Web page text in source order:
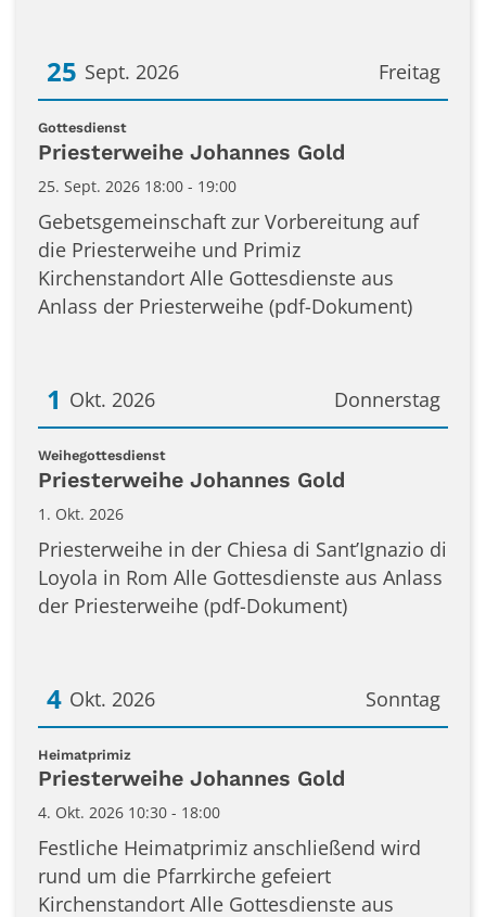
Freitag
25 Sept. 2026
Datum: 25. September 2026
Gottesdienst:
Priesterweihe Johannes Gold
25. Sept. 2026 18:00 - 19:00
Gebetsgemeinschaft zur Vorbereitung auf
die Priesterweihe und Primiz
Kirchenstandort Alle Gottesdienste aus
Anlass der Priesterweihe (pdf-Dokument)
Donnerstag
1 Okt. 2026
Datum: 1. Oktober 2026
Weihegottesdienst:
Priesterweihe Johannes Gold
1. Okt. 2026
Priesterweihe in der Chiesa di Sant’Ignazio di
Loyola in Rom Alle Gottesdienste aus Anlass
der Priesterweihe (pdf-Dokument)
Sonntag
4 Okt. 2026
Datum: 4. Oktober 2026
Heimatprimiz
Priesterweihe Johannes Gold
4. Okt. 2026 10:30 - 18:00
Festliche Heimatprimiz anschließend wird
rund um die Pfarrkirche gefeiert
Kirchenstandort Alle Gottesdienste aus